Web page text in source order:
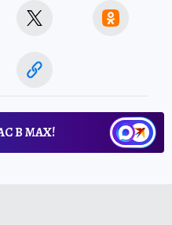
В МАХ!